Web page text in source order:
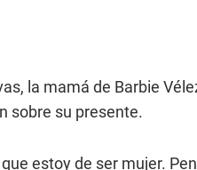
la mamá de Barbie
sobre su presente.
estoy de ser mujer.